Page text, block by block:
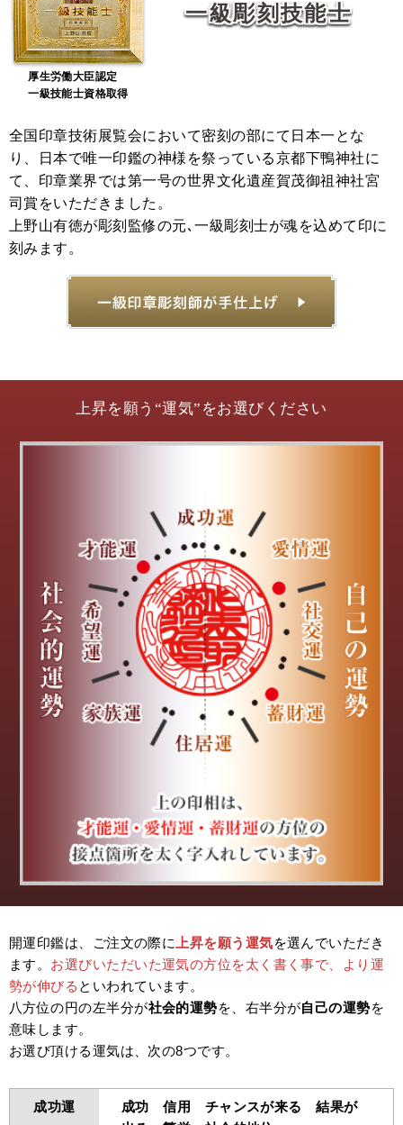
厚生労働大臣認定
一級技能士資格取得
一級彫刻技能士
全国印章技術展覧会において密刻の部にて日本一とな
り、日本で唯一印鑑の神様を祭っている京都下鴨神社に
て、印章業界では第一号の世界文化遺産賀茂御祖神社宮
司賞をいただきました。
上野山有徳が彫刻監修の元､一級彫刻士が魂を込めて印に
刻みます。
上昇を願う“運気”をお選びください
開運印鑑は、ご注文の際に 上昇を願う運気を選んでいただき
ます。 お選びいただいた運気の方位を太く書く事で、より運
勢が伸びる といわれています。
八方位の円の左半分が社会的運勢を、右半分が自己の運勢を
意味します。
お選び頂ける運気は、次の8つです。
成功運
成功 信用 チャンスが来る 結果が